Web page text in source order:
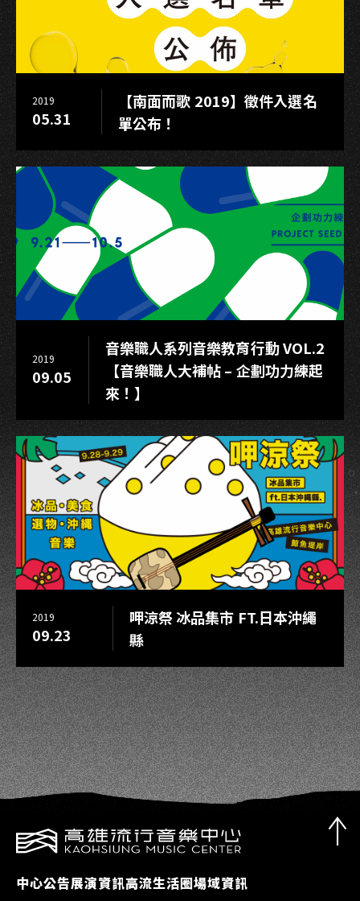
「吾
橋
奪
總
冠
2019
05.31
【南面而歌 2019】徵件入選名
單公布！
2019
09.05
音樂職人系列音樂教育行動 VOL.2
【音樂職人大補帖 – 企劃功力練起
來！】
2019
09.23
呷涼祭 冰品集市 FT.日本沖繩
縣
中心公告展演資訊高流生活圈場域資訊